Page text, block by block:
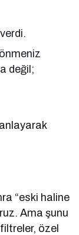
değil;
“eski haline
Ama şunu
özel